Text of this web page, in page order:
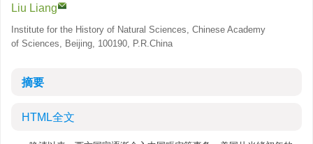
Liu Liang
Institute for the History of Natural Sciences, Chinese Academy
of Sciences, Beijing, 100190, P.R.China
摘要
HTML全文